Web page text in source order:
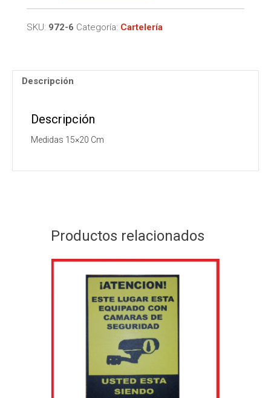
"PROHIBIDO
cantidad
SKU: 972-6 Categoría: Cartelería
Descripción
Descripción
Medidas 15×20 Cm
Productos relacionados